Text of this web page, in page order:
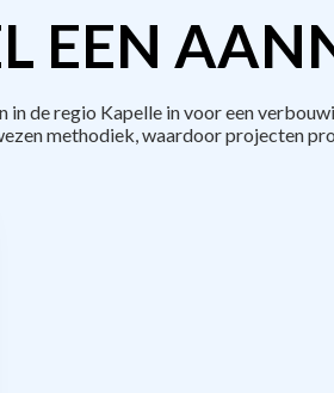
EEN
de regio Kapelle in voor een
methodiek, waardoor projecten